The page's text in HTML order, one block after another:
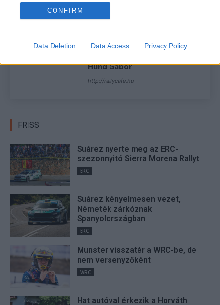
CONFIRM
Data Deletion Data Access Privacy Policy
Facebook
Hund Gábor
http://rallycafe.hu
FRISS
Suárez nyerte meg az ERC-
szezonnyitó Sierra Morena Rallyt
ERC
Suárez kényelmesen vezet,
Németék zárkóznak
Spanyolországban
ERC
Munster visszatér a WRC-be, de
nem versenyzőként
WRC
Hat autóval érkezik a Horváth